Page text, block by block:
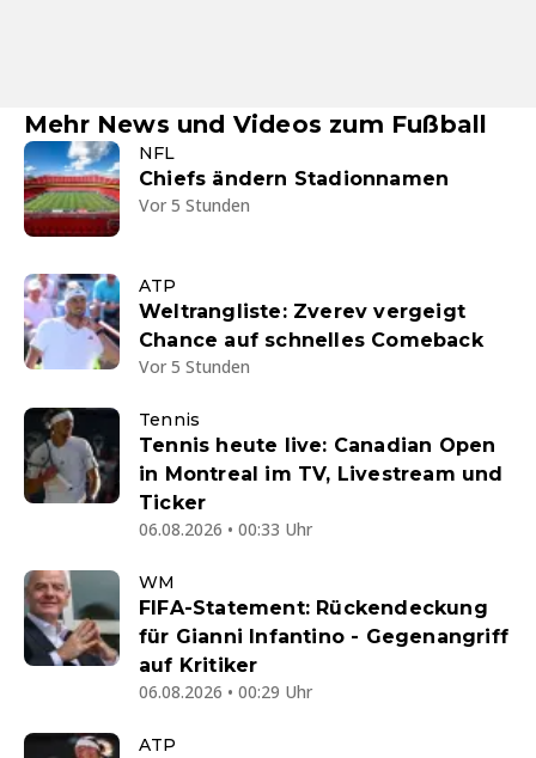
Mehr News und Videos zum Fußball
NFL
Chiefs ändern Stadionnamen
Vor 5 Stunden
ATP
Weltrangliste: Zverev vergeigt
Chance auf schnelles Comeback
Vor 5 Stunden
Tennis
Tennis heute live: Canadian Open
in Montreal im TV, Livestream und
Ticker
06.08.2026 • 00:33 Uhr
WM
FIFA-Statement: Rückendeckung
für Gianni Infantino - Gegenangriff
auf Kritiker
06.08.2026 • 00:29 Uhr
ATP